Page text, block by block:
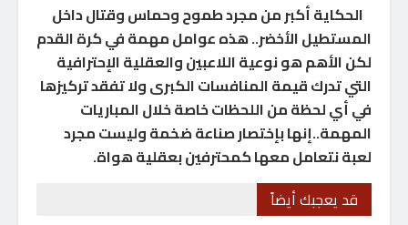
الحكاية أكبر من مجرد طموح وحماس وقتال داخل
المستطيل الأخضر.. هذه عوامل مهمة في كرة القدم
لكن الأهم هو نوعية اللاعبين والعقلية الإحترافية
التي تدرك قيمة المنافسات الكبرى ولا تفقد تركيزها
في أي لحظة من اللحظات خاصة خلال المباريات
المهمة..إنها بإختصار صناعة ضخمة وليست مجرد
لعبة نتعامل معها كمحترفين بعقلية هواة.
قد يعجبك أيضاً